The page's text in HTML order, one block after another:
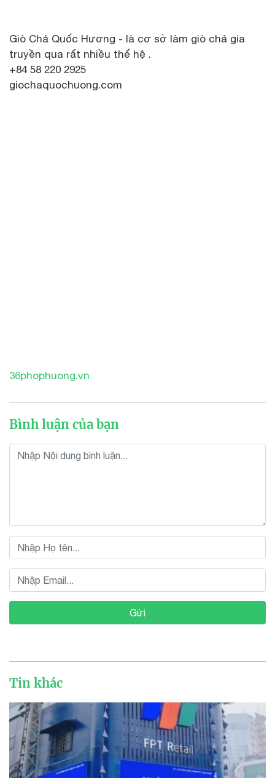
Giò Chả Quốc Hương - là cơ sở làm giò chả gia
truyền qua rất nhiều thế hệ .
+84 58 220 2925
giochaquochuong.com
36phophuong.vn
Bình luận của bạn
Gửi
Tin khác